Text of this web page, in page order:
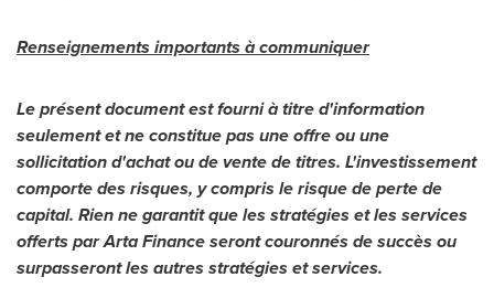
Renseignements importants à communiquer
Le présent document est fourni à titre d'information
seulement et ne constitue pas une offre ou une
sollicitation d'achat ou de vente de titres. L'investissement
comporte des risques, y compris le risque de perte de
capital. Rien ne garantit que les stratégies et les services
offerts par Arta Finance seront couronnés de succès ou
surpasseront les autres stratégies et services.